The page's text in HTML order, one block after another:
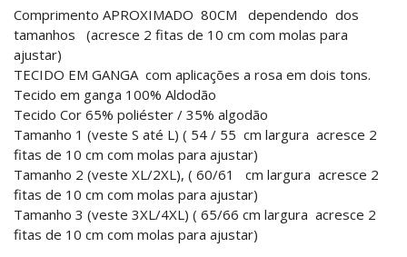
Comprimento APROXIMADO 80CM dependendo dos
tamanhos (acresce 2 fitas de 10 cm com molas para
ajustar)
TECIDO EM GANGA com aplicações a rosa em dois tons.
Tecido em ganga 100% Aldodão
Tecido Cor 65% poliéster / 35% algodão
Tamanho 1 (veste S até L) ( 54 / 55 cm largura acresce 2
fitas de 10 cm com molas para ajustar)
Tamanho 2 (veste XL/2XL), ( 60/61 cm largura acresce 2
fitas de 10 cm com molas para ajustar)
Tamanho 3 (veste 3XL/4XL) ( 65/66 cm largura acresce 2
fitas de 10 cm com molas para ajustar)